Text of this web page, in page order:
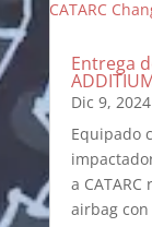
Entrega
Dic 9, 2024
Equipado
a
airbag